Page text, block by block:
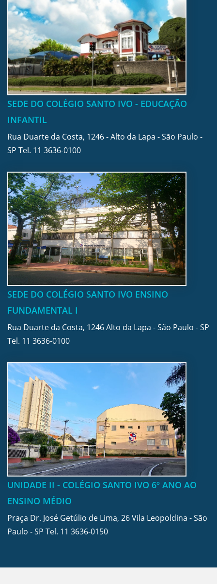
SEDE DO COLÉGIO SANTO IVO - EDUCAÇÃO
INFANTIL
Rua Duarte da Costa, 1246 - Alto da Lapa - São Paulo -
SP Tel. 11 3636-0100
SEDE DO COLÉGIO SANTO IVO ENSINO
FUNDAMENTAL I
Rua Duarte da Costa, 1246 Alto da Lapa - São Paulo - SP
Tel. 11 3636-0100
UNIDADE II - COLÉGIO SANTO IVO 6º ANO AO
ENSINO MÉDIO
Praça Dr. José Getúlio de Lima, 26 Vila Leopoldina - São
Paulo - SP Tel. 11 3636-0150